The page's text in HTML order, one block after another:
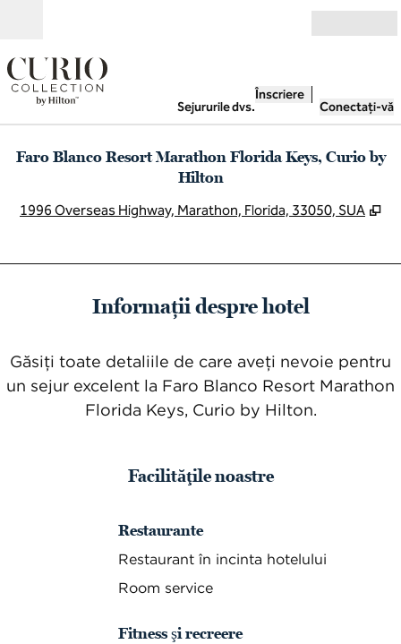
Sejururile dvs.
Înscriere
Conectați-vă
Faro Blanco Resort Marathon Florida Keys, Curio by
Hilton
1996 Overseas Highway, Marathon, Florida, 33050, SUA ,
Informații despre hotel
Găsiți toate detaliile de care aveți nevoie pentru
un sejur excelent la Faro Blanco Resort Marathon
Florida Keys, Curio by Hilton.
Facilităţile noastre
Restaurante
Restaurant în incinta hotelului
Room service
Fitness şi recreere